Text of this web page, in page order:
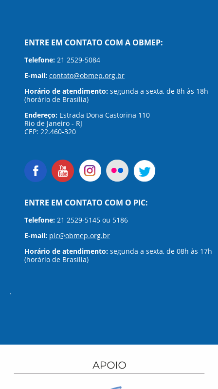
ENTRE EM CONTATO COM A OBMEP:
Telefone: 21 2529-5084
E-mail: contato@obmep.org.br
Horário de atendimento: segunda a sexta, de 8h às 18h
(horário de Brasília)
Endereço: Estrada Dona Castorina 110
Rio de Janeiro - RJ
CEP: 22.460-320
ENTRE EM CONTATO COM O PIC:
Telefone: 21 2529-5145 ou 5186
E-mail: pic@obmep.org.br
Horário de atendimento: segunda a sexta, de 08h às 17h
(horário de Brasília)
.